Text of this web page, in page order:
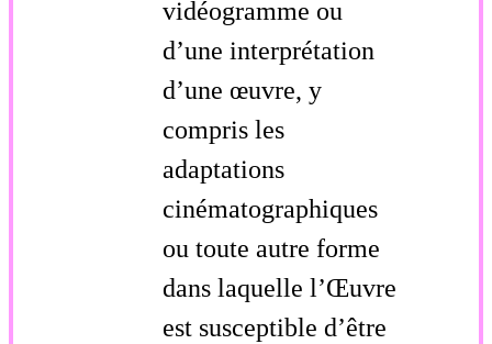
vidéogramme ou
d’une interprétation
d’une œuvre, y
compris les
adaptations
cinématographiques
ou toute autre forme
dans laquelle l’Œuvre
est susceptible d’être